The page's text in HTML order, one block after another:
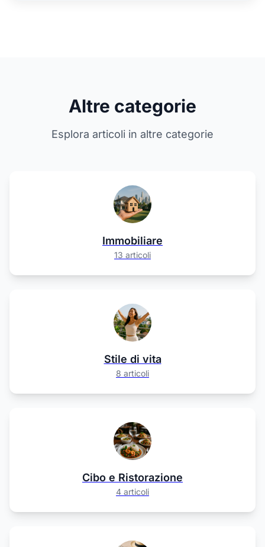
Altre categorie
Esplora articoli in altre categorie
Immobiliare
13 articoli
Stile di vita
8 articoli
Cibo e Ristorazione
4 articoli